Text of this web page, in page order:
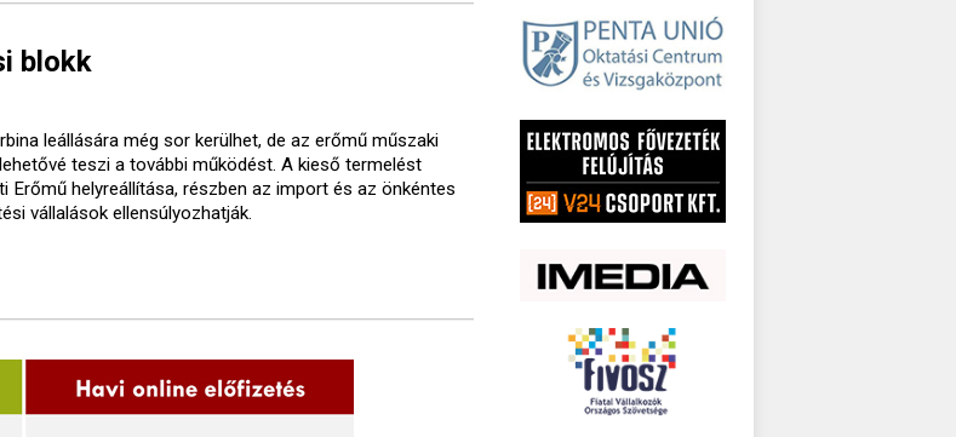
blokk
leállására még sor kerülhet, de az erőmű műszaki
teszi a további működést. A kieső termelést
Erőmű helyreállítása, részben az import és az önkéntes
vállalások ellensúlyozhatják.